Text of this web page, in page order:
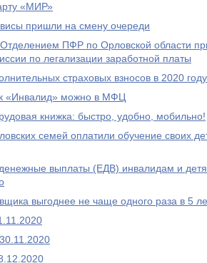
«МИР»
пришли на смену очереди
ПФР по Орловской области
по легализации заработной платы
страховых взносов в 2020 году
«Инвалид» можно в МФЦ
книжка: быстро, удобно, мобильно!
семей оплатили обучение своих
выплаты (ЕДВ) инвалидам и
выгоднее не чаще одного раза в 5